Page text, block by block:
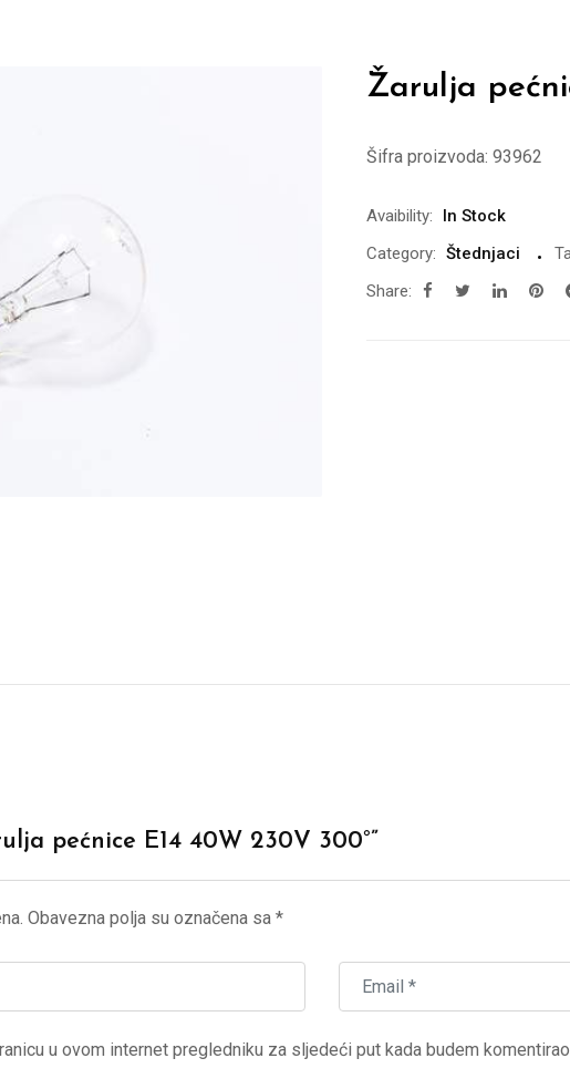
Žarulja
Šifra proizvoda: 93962
Avaibility:
In Stock
Category: Štednjaci
Share:
pećnice E14 40W 230V 300°”
Obavezna polja su označena sa *
u ovom internet pregledniku za sljedeći put kada budem